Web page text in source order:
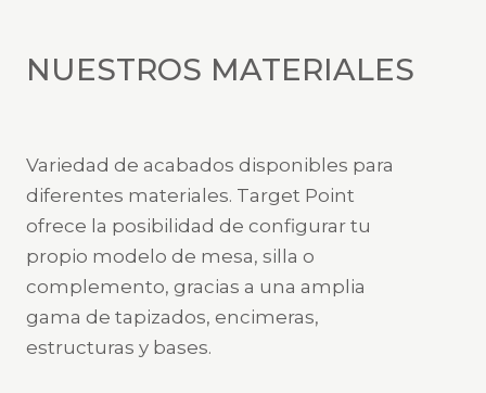
NUESTROS MATERIALES
Variedad de acabados disponibles para
diferentes materiales. Target Point
ofrece la posibilidad de configurar tu
propio modelo de mesa, silla o
complemento, gracias a una amplia
gama de tapizados, encimeras,
estructuras y bases.